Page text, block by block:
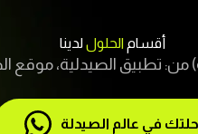
أقسامالحلوللدينا
تطبيق الصيدلية، موقع
في عالم الصيدلة